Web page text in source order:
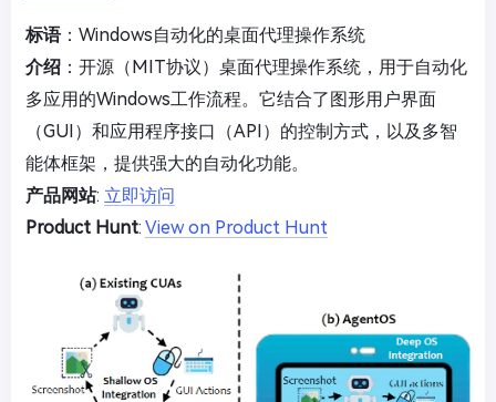
标语：Windows自动化的桌面代理操作系统
介绍 ：开源（MIT协议）桌面代理操作系统，用于自动化
多应用的Windows工作流程。它结合了图形用户界面
（GUI）和应用程序接口（API）的控制方式，以及多智
能体框架，提供强大的自动化功能。
产品网站: 立即访问
Product Hunt: View on Product Hunt